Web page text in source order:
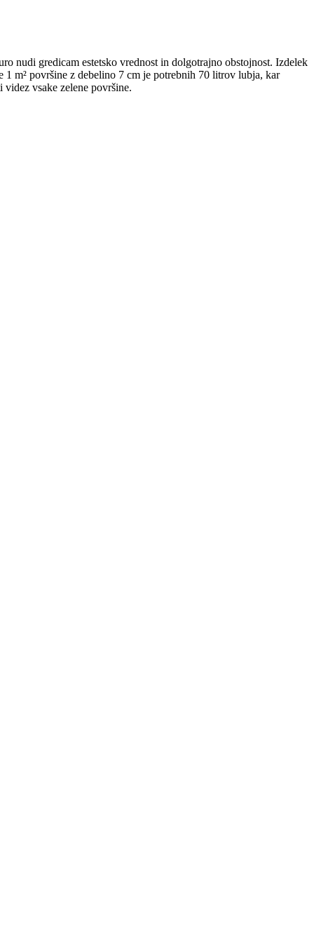
nudi gredicam estetsko vrednost in dolgotrajno obstojnost. Izdelek
m² površine z debelino 7 cm je potrebnih 70 litrov lubja, kar
vsake zelene površine.